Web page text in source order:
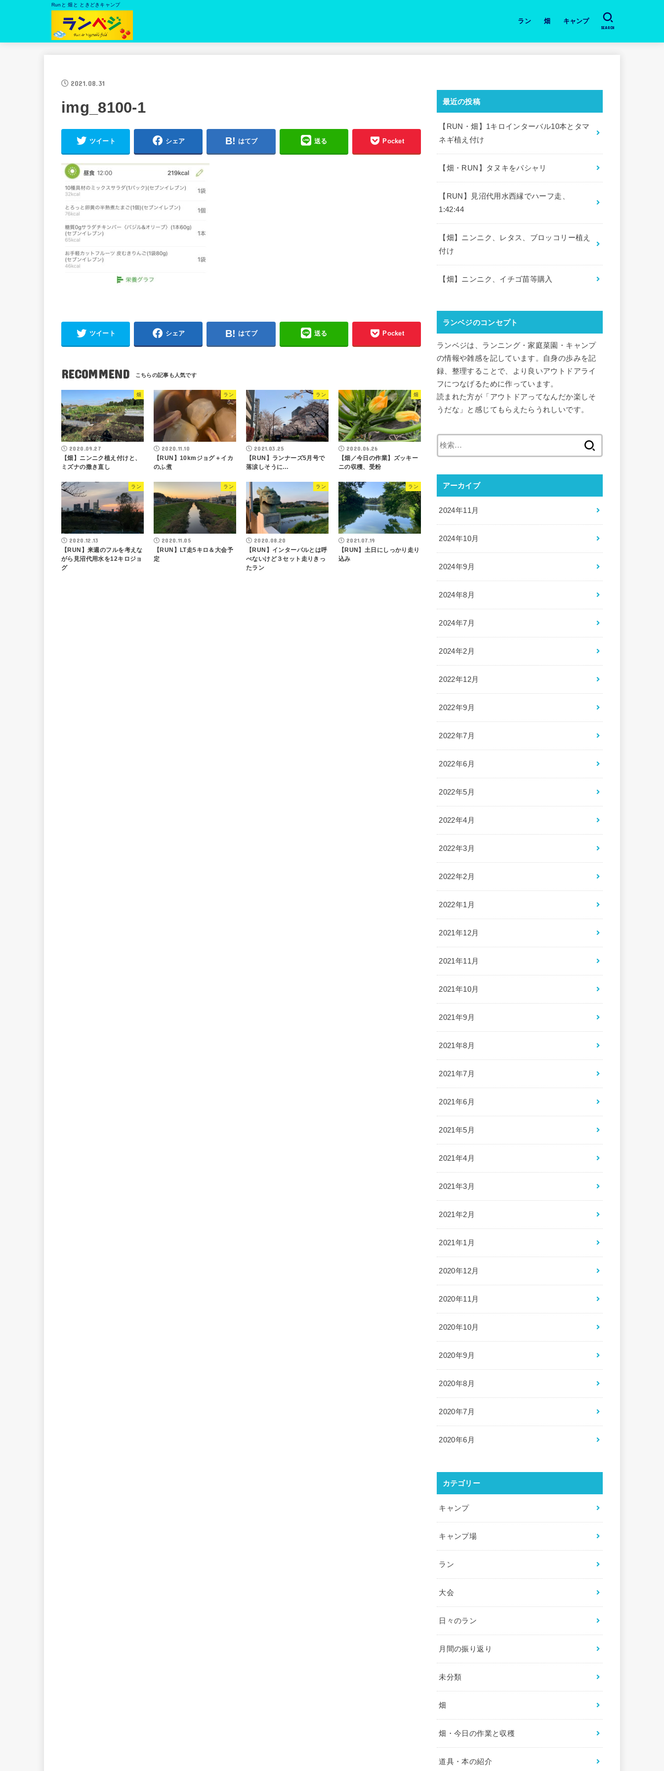
Runと 畑と ときどきキャンプ
ラン
日々のラン
道具・本の紹介
月間の振り返り
大会
畑
畑・今日の作業と収穫
キャンプ
キャンプ場
道具・本の紹介
SEARCH
2021.08.31
img_8100-1
ツイート シェア はてブ 送る Pocket
ツイート シェア はてブ 送る Pocket
RECOMMEND
畑
2020.09.27
【畑】ニンニク植え付けと、
ミズナの撒き直し
ラン
2020.11.10
【RUN】10kmジョグ＋イカ
のふ煮
ラン
2021.03.25
【RUN】ランナーズ5月号で
落涙しそうに…
畑
2020.06.26
【畑／今日の作業】ズッキー
ニの収穫、受粉
ラン
2020.12.13
【RUN】来週のフルを考えな
がら見沼代用水を12キロジョ
グ
ラン
2020.11.05
【RUN】LT走5キロ＆大会予
定
ラン
2020.08.20
【RUN】インターバルとは呼
べないけど３セット走りきっ
たラン
ラン
2021.07.19
【RUN】土日にしっかり走り
込み
最近の投稿
【RUN・畑】1キロインターバル10本とタマ
ネギ植え付け
【畑・RUN】タヌキをパシャリ
【RUN】見沼代用水西縁でハーフ走、
1:42:44
【畑】ニンニク、レタス、ブロッコリー植え
付け
【畑】ニンニク、イチゴ苗等購入
ランベジのコンセプト
ランベジは、ランニング・家庭菜園・キャンプ
の情報や雑感を記しています。自身の歩みを記
録、整理することで、より良いアウトドアライ
フにつなげるために作っています。
読まれた方が「アウトドアってなんだか楽しそ
うだな」と感じてもらえたらうれしいです。
アーカイブ
2024年11月
2024年10月
2024年9月
2024年8月
2024年7月
2024年2月
2022年12月
2022年9月
2022年7月
2022年6月
2022年5月
2022年4月
2022年3月
2022年2月
2022年1月
2021年12月
2021年11月
2021年10月
2021年9月
2021年8月
2021年7月
2021年6月
2021年5月
2021年4月
2021年3月
2021年2月
2021年1月
2020年12月
2020年11月
2020年10月
2020年9月
2020年8月
2020年7月
2020年6月
カテゴリー
キャンプ
キャンプ場
ラン
大会
日々のラン
月間の振り返り
未分類
畑
畑・今日の作業と収穫
道具・本の紹介